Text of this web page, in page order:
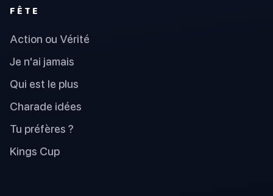
FÊTE
Action ou Vérité
Je n'ai jamais
Qui est le plus
Charade idées
Tu préfères ?
Kings Cup